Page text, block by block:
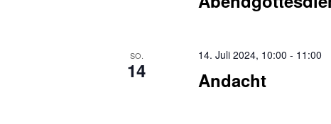
SO.
14 Andacht
14. Juli 2024, 10:00 - 11:00